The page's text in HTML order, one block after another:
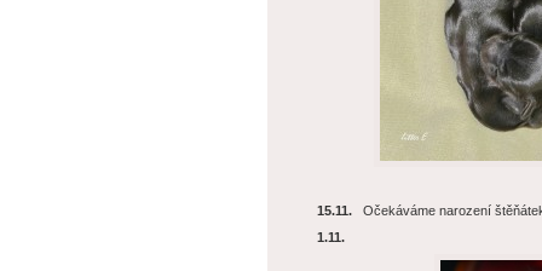
15.11. Očekáváme narození
1.11.